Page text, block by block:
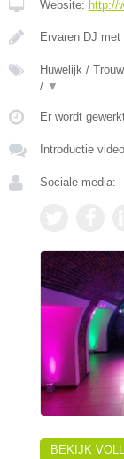
Website: http://
Ervaren DJ
Huwelijk /
/ ▼
Er wordt
Introductie video
Sociale media:
BEKIJK